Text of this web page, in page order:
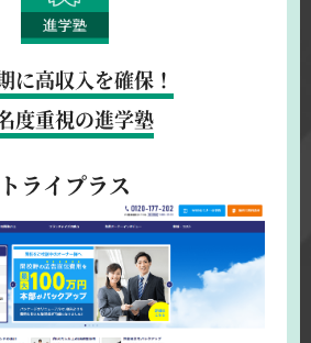
に高収入を確保！
度重視の進学塾
トライプラス